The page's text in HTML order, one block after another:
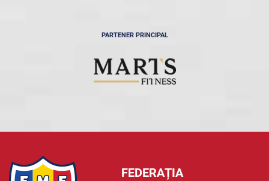
PARTENER PRINCIPAL
FEDERAȚIA